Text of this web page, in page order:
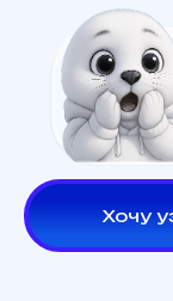
Хочу